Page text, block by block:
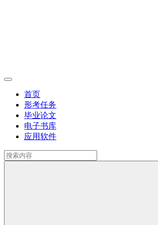
首页
形考任务
毕业论文
电子书库
应用软件